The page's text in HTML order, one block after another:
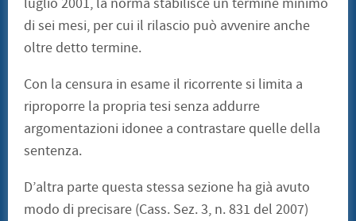
luglio 2001, la norma stabilisce un termine minimo
di sei mesi, per cui il rilascio può avvenire anche
oltre detto termine.
Con la censura in esame il ricorrente si limita a
riproporre la propria tesi senza addurre
argomentazioni idonee a contrastare quelle della
sentenza.
D’altra parte questa stessa sezione ha già avuto
modo di precisare (Cass. Sez. 3, n. 831 del 2007)